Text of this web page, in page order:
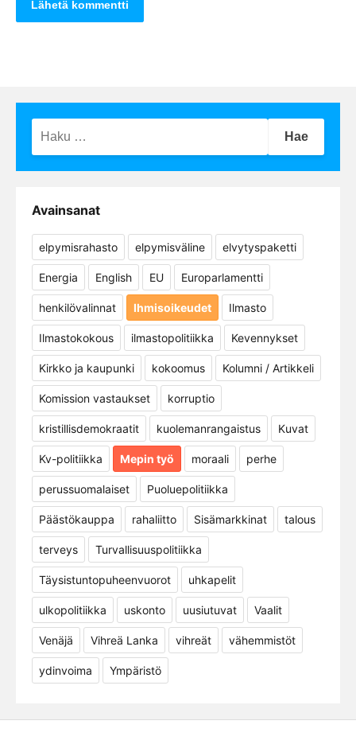
Avainsanat
elpymisrahasto elpymisväline elvytyspaketti
Energia English EU Europarlamentti
henkilövalinnat Ihmisoikeudet Ilmasto
Ilmastokokous ilmastopolitiikka Kevennykset
Kirkko ja kaupunki kokoomus Kolumni / Artikkeli
Komission vastaukset korruptio
kristillisdemokraatit kuolemanrangaistus Kuvat
Kv-politiikka Mepin työ moraali perhe
perussuomalaiset Puoluepolitiikka
Päästökauppa rahaliitto Sisämarkkinat talous
terveys Turvallisuuspolitiikka
Täysistuntopuheenvuorot uhkapelit
ulkopolitiikka uskonto uusiutuvat Vaalit
Venäjä Vihreä Lanka vihreät vähemmistöt
ydinvoima Ympäristö